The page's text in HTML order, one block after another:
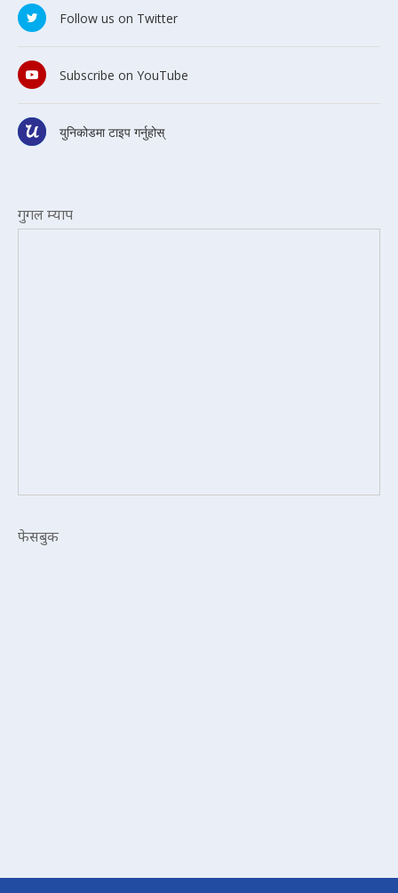
Follow us on Twitter
Subscribe on YouTube
युनिकोडमा टाइप गर्नुहोस्
गुगल म्याप
फेसबुक